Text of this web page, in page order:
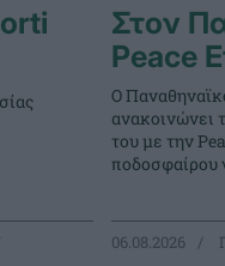
Στον
Peace
Ο
ανακοινώνει
του με την
ποδοσφαίρου
06.08.2026